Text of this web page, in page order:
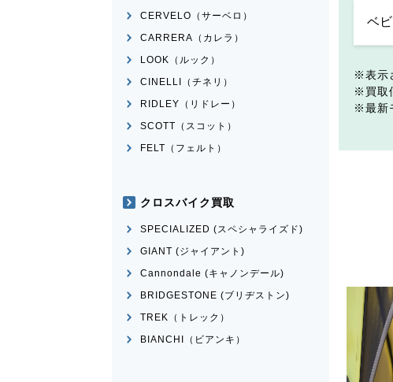
表示
買取
最新
CERVELO（サーベロ）
CARRERA（カレラ）
LOOK（ルック）
CINELLI（チネリ）
RIDLEY（リドレー）
SCOTT（スコット）
FELT（フェルト）
クロスバイク買取
SPECIALIZED (スペシャライズド)
GIANT (ジャイアント)
Cannondale (キャノンデール)
BRIDGESTONE (ブリヂストン)
TREK（トレック）
BIANCHI（ビアンキ）